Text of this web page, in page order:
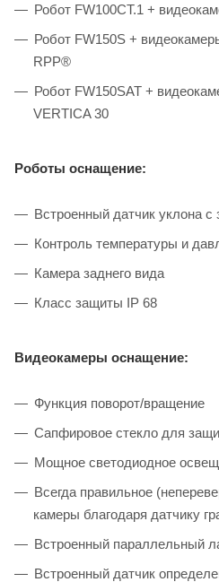
Робот FW100CT.1 +
Робот FW150S +
RPP®
Робот FW150SAT +
VERTICA 30
Роботы оснащение:
Встроенный датчик уклона
Контроль температуры и
Камера заднего вида
Класс защиты IP 68
Видеокамеры оснащение:
Функция поворот/вращение
Сапфировое стекло для
Мощное светодиодное
Всегда правильное
камеры благодаря датчику
Встроенный параллельный
Встроенный датчик